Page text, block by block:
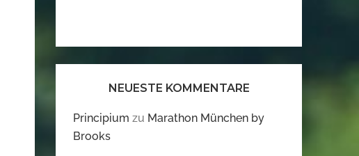
NEUESTE KOMMENTARE
Principium zu Marathon München by
Brooks